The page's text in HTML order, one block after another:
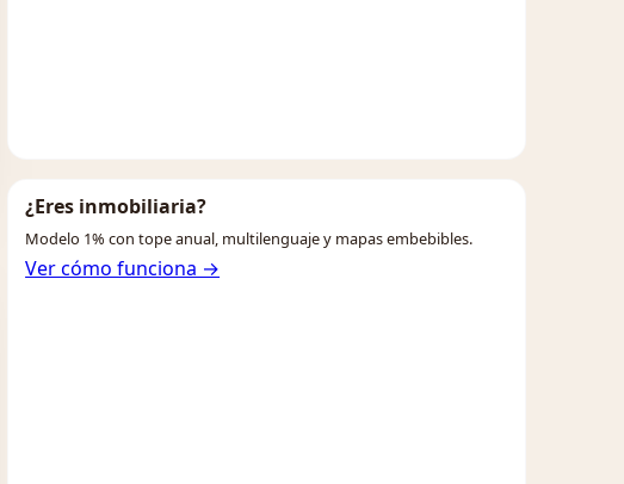
¿Eres inmobiliaria?
Modelo 1% con tope anual, multilenguaje y mapas embebibles.
Ver cómo funciona →